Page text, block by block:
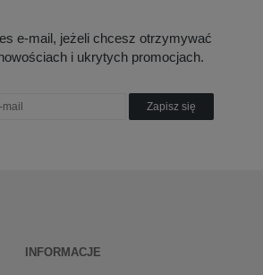
e-mail, jeżeli chcesz otrzymywać
i ukrytych promocjach.
Zapisz się
INFORMACJE